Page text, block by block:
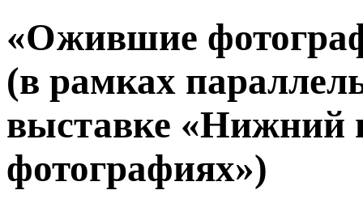
«Ожившие
(в рамках
выставке «Нижний
фотографиях»)